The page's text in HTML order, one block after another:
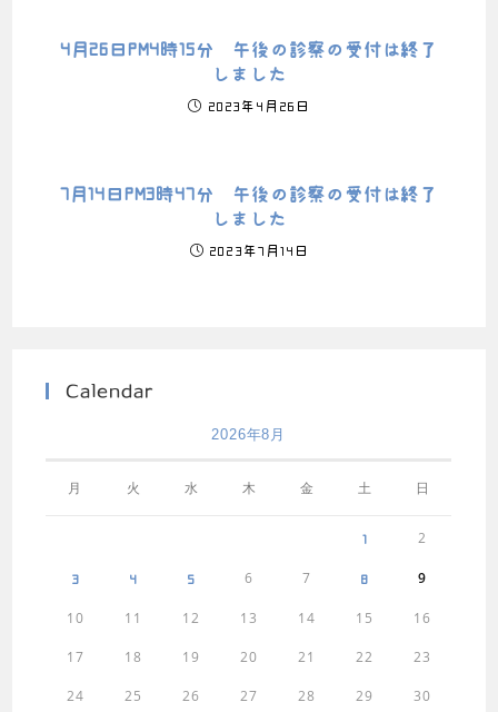
4月26日PM4時15分 午後の診察の受付は終了
しました
2023年4月26日
7月14日PM3時47分 午後の診察の受付は終了
しました
2023年7月14日
Calendar
2026年8月
月 火 水 木 金 土 日
1 2
3 4 5 6 7 8 9
10 11 12 13 14 15 16
17 18 19 20 21 22 23
24 25 26 27 28 29 30